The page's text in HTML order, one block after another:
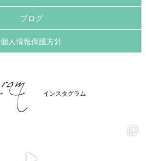
ブログ
個人情報保護方針
インスタグラム